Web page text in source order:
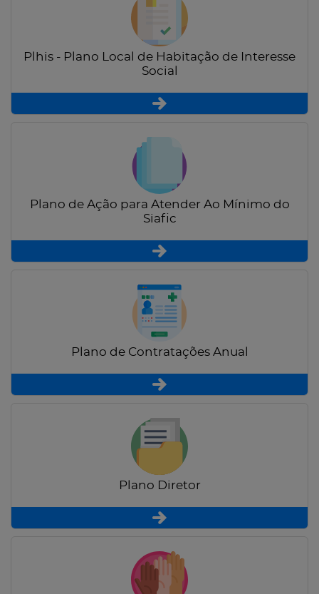
Plhis - Plano Local de Habitação de Interesse
Social
Plano de Ação para Atender Ao Mínimo do
Siafic
Plano de Contratações Anual
Plano Diretor